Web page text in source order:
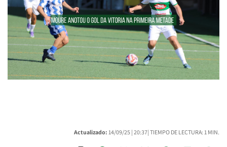
Actualizado: 14/09/25 | 20:37| TIEMPO DE LECTURA: 1 MIN.